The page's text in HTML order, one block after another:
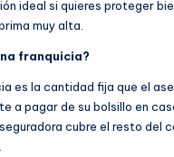
ideal si quieres proteger
muy alta.
franquicia?
es la cantidad fija que el
a pagar de su bolsillo en
cubre el resto del